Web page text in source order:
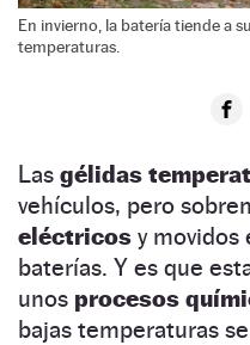
En invierno, la batería tiende a
temperaturas.
Las gélidas
vehículos, pero
eléctricos y movidos
baterías. Y es que
unos procesos
bajas temperaturas